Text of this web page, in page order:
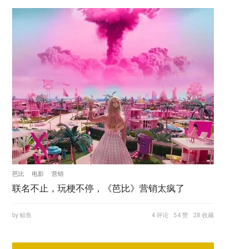
芭比 电影 营销
联名不止，玩梗不停，《芭比》营销太疯了
by 鲸鱼 4 评论 54 赞 28 收藏